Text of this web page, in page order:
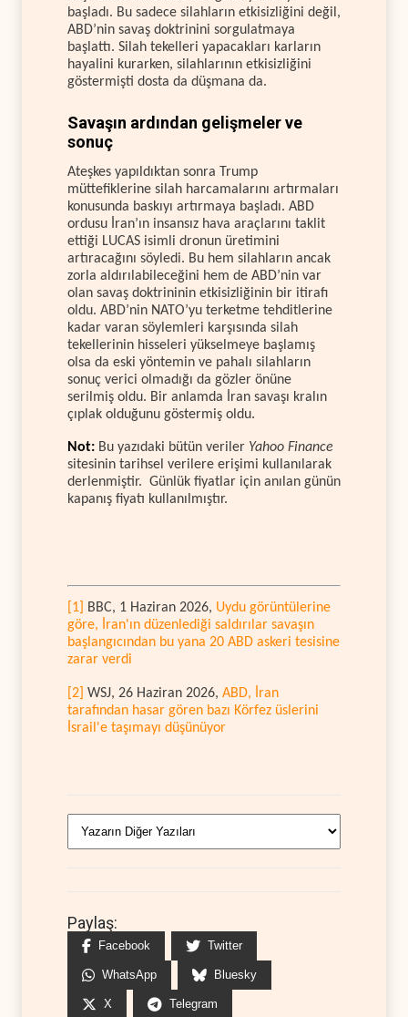
başladı. Bu sadece silahların etkisizliğini değil,
ABD’nin savaş doktrinini sorgulatmaya
başlattı. Silah tekelleri yapacakları karların
hayalini kurarken, silahlarının etkisizliğini
göstermişti dosta da düşmana da.
Savaşın ardından gelişmeler ve
sonuç
Ateşkes yapıldıktan sonra Trump
müttefiklerine silah harcamalarını artırmaları
konusunda baskıyı artırmaya başladı. ABD
ordusu İran’ın insansız hava araçlarını taklit
ettiği LUCAS isimli dronun üretimini
artıracağını söyledi. Bu hem silahların ancak
zorla aldırılabileceğini hem de ABD’nin var
olan savaş doktrininin etkisizliğinin bir itirafı
oldu. ABD’nin NATO’yu terketme tehditlerine
kadar varan söylemleri karşısında silah
tekellerinin hisseleri yükselmeye başlamış
olsa da eski yöntemin ve pahalı silahların
sonuç verici olmadığı da gözler önüne
serilmiş oldu. Bir anlamda İran savaşı kralın
çıplak olduğunu göstermiş oldu.
Not: Bu yazıdaki bütün veriler Yahoo Finance
sitesinin tarihsel verilere erişimi kullanılarak
derlenmiştir. Günlük fiyatlar için anılan günün
kapanış fiyatı kullanılmıştır.
[1] BBC, 1 Haziran 2026, Uydu görüntülerine
göre, İran'ın düzenlediği saldırılar savaşın
başlangıcından bu yana 20 ABD askeri tesisine
zarar verdi
[2] WSJ, 26 Haziran 2026, ABD, İran
tarafından hasar gören bazı Körfez üslerini
İsrail'e taşımayı düşünüyor
Paylaş:
Facebook Twitter
WhatsApp Bluesky
X Telegram